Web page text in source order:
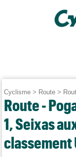
Cyclisme > Route >
Route -
1, Seixas
classement